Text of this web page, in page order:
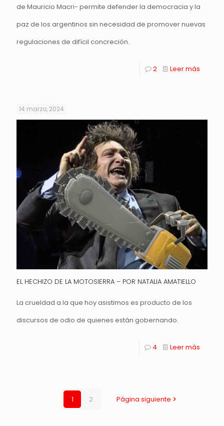
de Mauricio Macri- permite defender la democracia y la
paz de los argentinos sin necesidad de promover nuevas
regulaciones de difícil concreción.
2 Leer más
14 marzo, 2024
EL HECHIZO DE LA MOTOSIERRA – POR NATALIA AMATIELLO
La crueldad a la que hoy asistimos es producto de los
discursos de odio de quienes están gobernando.
4 Leer más
1 2 Página siguiente